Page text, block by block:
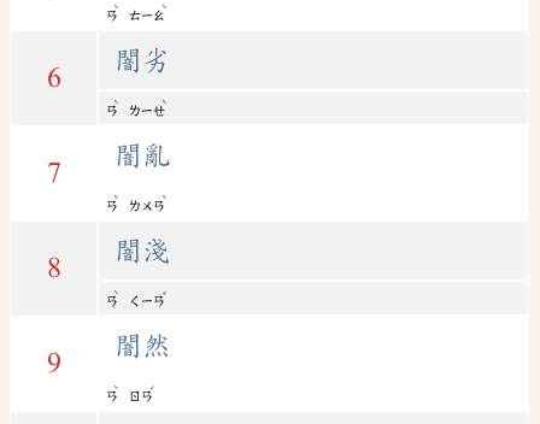
ㄢ
ˋ
ㄊㄧㄠ
ˋ
6
闇劣
ㄢ
ˋ
ㄌㄧㄝ
ˋ
7
闇亂
ㄢ
ˋ
ㄌㄨㄢ
ˋ
8
闇淺
ㄢ
ˋ
ㄑㄧㄢ
ˇ
9
闇然
ㄢ
ˋ
ㄖㄢ
ˊ